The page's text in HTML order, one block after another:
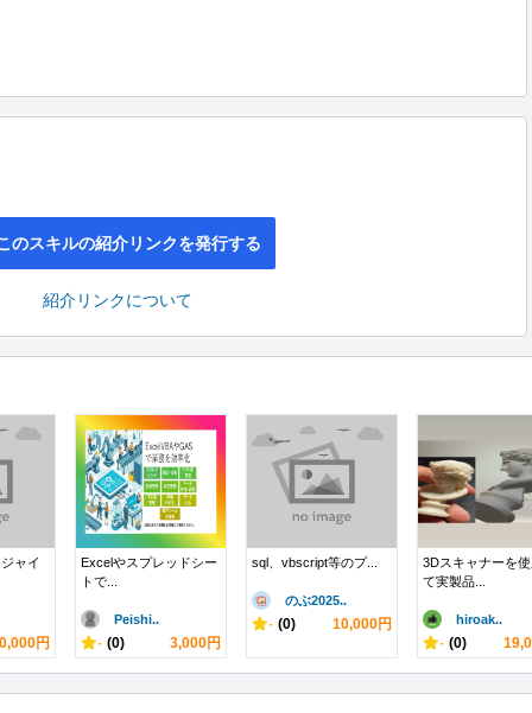
のスキルの紹介リンクを発行する
紹介リンクについて
ャイ
円
Excelやスプレッドシー
トで...
Peishi..
- (0) 3,000円
sql、vbscript等のプ...
のぶ2025..
- (0) 10,000円
3Dスキャナーを
て実製品...
hiroak..
- (0)